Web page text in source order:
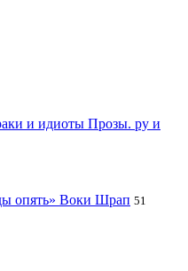
и идиоты Прозы. ру и
опять» Воки Шрап 51